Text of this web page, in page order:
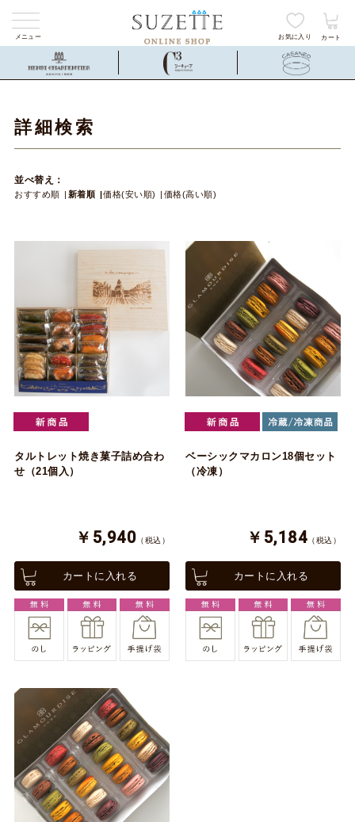
メニュー お気に入り カート
詳細検索
並べ替え：
おすすめ順 新着順 価格(安い順) 価格(高い順)
タルトレット焼き菓子詰め合わ
せ（21個入）
￥5,940 （税込）
カートに入れる
ベーシックマカロン18個セット
（冷凍）
￥5,184 （税込）
カートに入れる